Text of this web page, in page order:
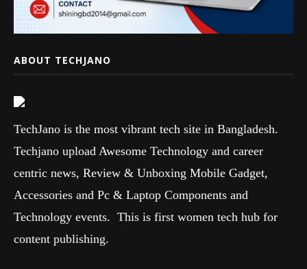
ABOUT TECHJANO
TechJano is the most vibrant tech site in Bangladesh.
Techjano upload Awesome Technology and career
centric news, Review & Unboxing Mobile Gadget,
Accessories and Pc & Laptop Components and
Technology events. This is first women tech hub for
content publishing.